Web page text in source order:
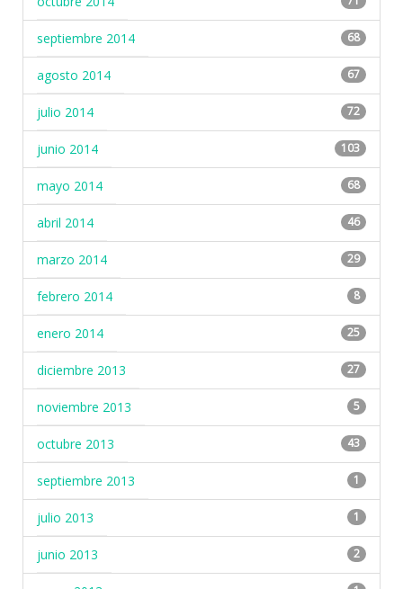
septiembre 2014 68
agosto 2014 67
julio 2014 72
junio 2014 103
mayo 2014 68
abril 2014 46
marzo 2014 29
febrero 2014 8
enero 2014 25
diciembre 2013 27
noviembre 2013 5
octubre 2013 43
septiembre 2013 1
julio 2013 1
junio 2013 2